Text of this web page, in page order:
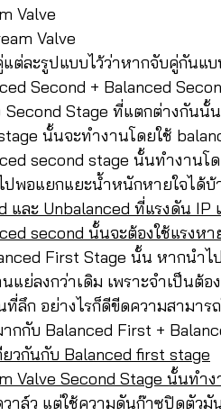
Valve
Valve
แต่ละรูปแบบไว้ว่าหากจับคู่กันแ
Second + Balanced
Second Stage ที่แตกต่างกัน
นั้นจะทำงานโดยใช้
second stage นั้นทำงานโ
ปพอแยกแยะน้ำหนักหายใจได้
และ Unbalanced ที่แรงดัน
second นั้นจะต้องใช้แรงห
First Stage นั้น หากนำไ
แย่ลงกว่าเดิม เพราะจำเป็นต้
ที่ลึก อย่างไรก็ดีขีดความสามา
ากกับ Balanced First +
วกันกับ Balanced first stage
Valve Second Stage นั้นทำ
าล์ว แต่ใช้ความดันก๊าซปิดตัวมั